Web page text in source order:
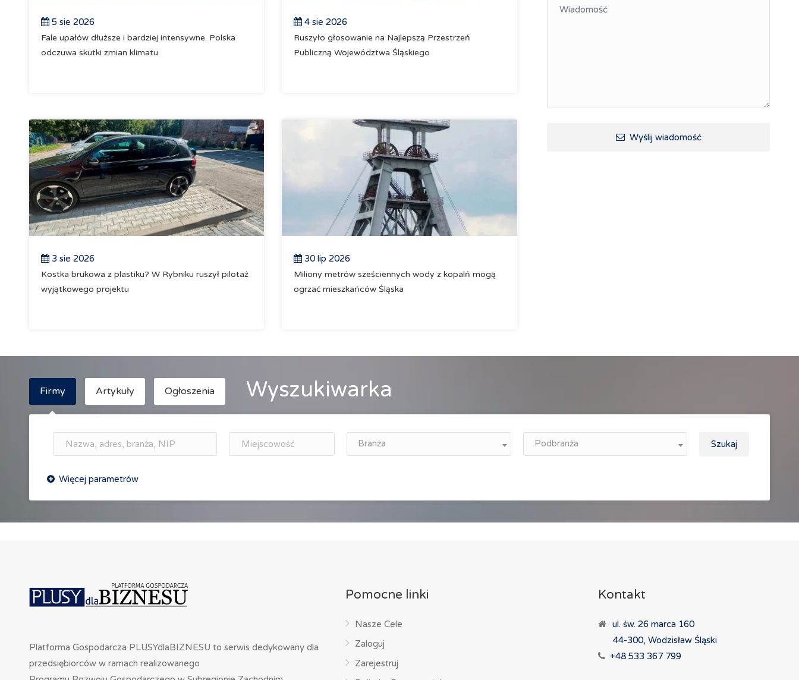
5 sie 2026
Fale upałów dłuższe i bardziej intensywne. Polska
odczuwa skutki zmian klimatu
4 sie 2026
Ruszyło głosowanie na Najlepszą Przestrzeń
Publiczną Województwa Śląskiego
3 sie 2026
Kostka brukowa z plastiku? W Rybniku ruszył pilotaż
wyjątkowego projektu
30 lip 2026
Miliony metrów sześciennych wody z kopalń mogą
ogrzać mieszkańców Śląska
Wyślij wiadomość
Firmy Artykuły Ogłoszenia Wyszukiwarka
Branża Podbranża Szukaj
Platforma Gospodarcza PLUSYdlaBIZNESU to serwis dedykowany dla
przedsiębiorców w ramach realizowanego
Pomocne linki
Nasze Cele
Zaloguj
Zarejestruj
Kontakt
ul. św. 26 marca 160
44-300, Wodzisław Śląski
+48 533 367 799